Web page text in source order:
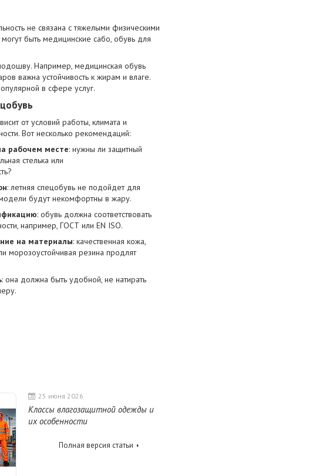
не связана с тяжелыми физическими
быть медицинские сабо, обувь для
Например, медицинская обувь
важна устойчивость к жирам и влаге.
в сфере услуг.
от условий работы, климата и
Вот несколько рекомендаций:
рабочем месте: нужны ли защитный
стелька или
: летняя спецобувь не подойдет для
будут некомфортны в жару.
: обувь должна соответствовать
например, ГОСТ или EN ISO.
на материалы: качественная кожа,
морозоустойчивая резина продлят
: она должна быть удобной, не натирать
25 июня 2026
Классы влагозащитной одежды и
их особенности
Полная версия статьи